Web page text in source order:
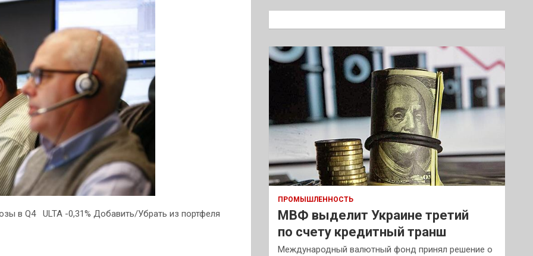
в Q4
ULTA -0,31% Добавить/Убрать из портфеля
к
ПРОМЫШЛЕННОСТЬ
МВФ выделит Украине третий
по счету кредитный транш
Международный валютный фонд принял решение о